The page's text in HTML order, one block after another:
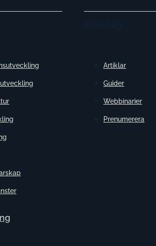
Artiklar
Guider
Webbinarier
Prenumerera